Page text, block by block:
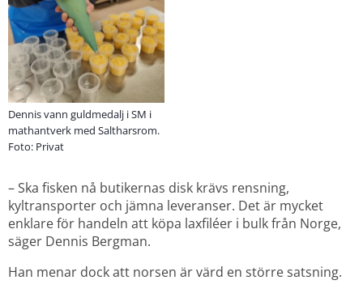
Dennis vann guldmedalj i SM i
mathantverk med Saltharsrom.
Foto: Privat
– Ska fisken nå butikernas disk krävs rensning,
kyltransporter och jämna leveranser. Det är mycket
enklare för handeln att köpa laxfiléer i bulk från Norge,
säger Dennis Bergman.
Han menar dock att norsen är värd en större satsning.